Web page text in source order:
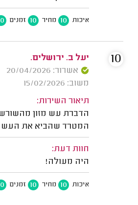
איכות 10 מחיר 10 זמנים
יעל ב. ירושלים.
אשרור: 20/04/2026
משוב: 15/02/2026
תיאור השירות:
הדברת עש מזון
המטרד שהביא את העש
חוות דעת:
היה מעולה!
איכות 10 מחיר 10 זמנים
10